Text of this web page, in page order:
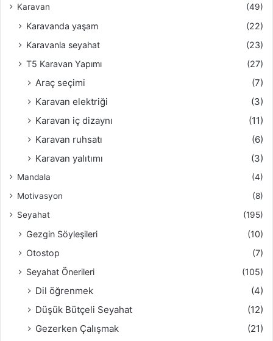
Karavan (49)
Karavanda yaşam
(22)
Karavanla seyahat
(23)
T5 Karavan Yapımı
(27)
Araç seçimi
(7)
Karavan elektriği
(3)
Karavan iç dizaynı
(11)
Karavan ruhsatı
(6)
Karavan yalıtımı
(3)
Mandala
(4)
Motivasyon
(8)
Seyahat
(195)
Gezgin Söyleşileri
(10)
Otostop
(7)
Seyahat Önerileri
(105)
Dil öğrenmek
(4)
Düşük Bütçeli Seyahat
(12)
Gezerken Çalışmak
(21)